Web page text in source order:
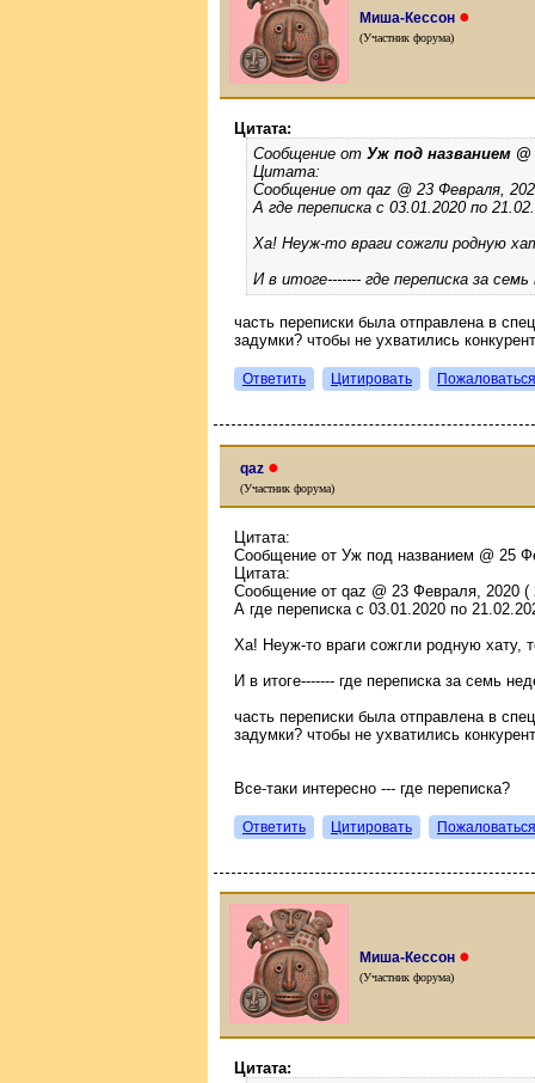
Миша-Кессон ●
(Участник форума)
Цитата:
Сообщение от Уж под названием @
Цитата:
Сообщение от qaz @ 23 Февраля,
А где переписка с 03.01.2020 по
Ха! Неуж-то враги сожгли родную
И в итоге------- где переписка за семь
часть переписки была отправлена в
задумки? чтобы не ухватились
Ответить Цитировать Пожаловаться
qaz ●
(Участник форума)
Цитата:
Сообщение от Уж под названием @ 25
Цитата:
Сообщение от qaz @ 23 Февраля, 2020 (
А где переписка с 03.01.2020 по
Ха! Неуж-то враги сожгли родную хату,
И в итоге------- где переписка за семь
часть переписки была отправлена в
задумки? чтобы не ухватились
Все-таки интересно --- где переписка?
Ответить Цитировать Пожаловаться
Миша-Кессон ●
(Участник форума)
Цитата: